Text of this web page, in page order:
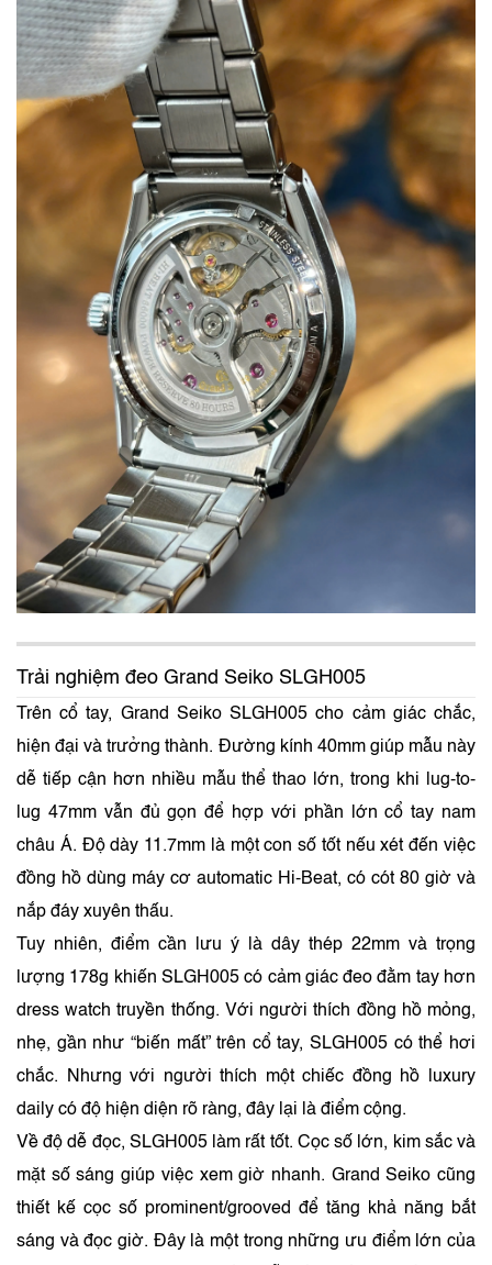
Trải nghiệm đeo Grand Seiko SLGH005
Trên cổ tay, Grand Seiko SLGH005 cho cảm giác chắc,
hiện đại và trưởng thành. Đường kính 40mm giúp mẫu này
dễ tiếp cận hơn nhiều mẫu thể thao lớn, trong khi lug-to-
lug 47mm vẫn đủ gọn để hợp với phần lớn cổ tay nam
châu Á. Độ dày 11.7mm là một con số tốt nếu xét đến việc
đồng hồ dùng máy cơ automatic Hi-Beat, có cót 80 giờ và
nắp đáy xuyên thấu.
Tuy nhiên, điểm cần lưu ý là dây thép 22mm và trọng
lượng 178g khiến SLGH005 có cảm giác đeo đằm tay hơn
dress watch truyền thống. Với người thích đồng hồ mỏng,
nhẹ, gần như “biến mất” trên cổ tay, SLGH005 có thể hơi
chắc. Nhưng với người thích một chiếc đồng hồ luxury
daily có độ hiện diện rõ ràng, đây lại là điểm cộng.
Về độ dễ đọc, SLGH005 làm rất tốt. Cọc số lớn, kim sắc và
mặt số sáng giúp việc xem giờ nhanh. Grand Seiko cũng
thiết kế cọc số prominent/grooved để tăng khả năng bắt
sáng và đọc giờ. Đây là một trong những ưu điểm lớn của